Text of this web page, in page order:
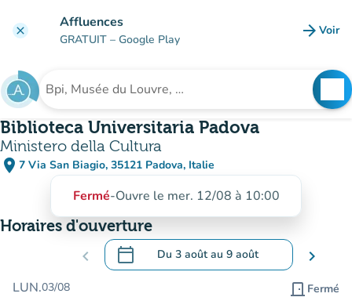
clear Affluences
GRATUIT – Google Play arrow_forward Voir
Rechercher un établissement
Biblioteca Universitaria Padova
Ministero della Cultura
place 7 Via San Biagio, 35121 Padova, Italie
(ouvrir dans Google Maps)
(nouvel onglet)
Fermé-Ouvre le mer. 12/08 à 10:00
Horaires d'ouverture
chevron_left calendar_today Du 3 aoûtau 9 août
.Ouvrir le calendrier pour changer de
chevron_right
LUN.03/08 door_front Fermé